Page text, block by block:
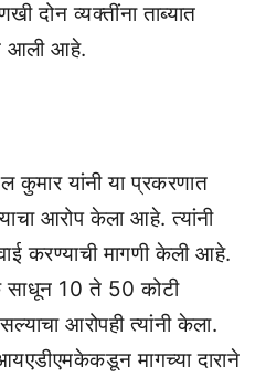
दोन व्यक्तींना ताब्यात
आली आहे.
कुमार यांनी या प्रकरणात
आरोप केला आहे. त्यांनी
करण्याची मागणी केली आहे.
साधून 10 ते 50 कोटी
आरोपही त्यांनी केला.
मागच्या दाराने